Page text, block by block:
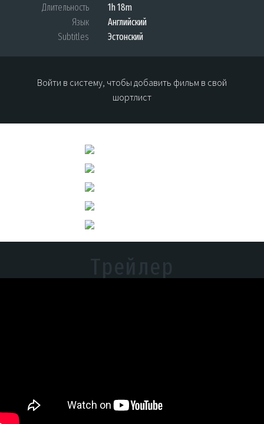
Длительность
1h 18m
Язык
Английский
Subtitles
Эстонский
Войти в систему, чтобы добавить фильм в свой
шортлист